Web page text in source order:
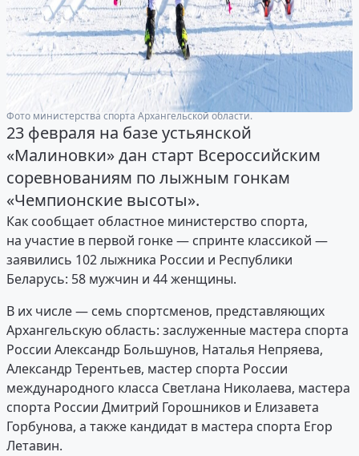
Фото министерства спорта Архангельской области.
23 февраля на базе устьянской
«Малиновки» дан старт Всероссийским
соревнованиям по лыжным гонкам
«Чемпионские высоты».
Как сообщает областное министерство спорта,
на участие в первой гонке — спринте классикой —
заявились 102 лыжника России и Республики
Беларусь: 58 мужчин и 44 женщины.
В их числе — семь спортсменов, представляющих
Архангельскую область: заслуженные мастера спорта
России Александр Большунов, Наталья Непряева,
Александр Терентьев, мастер спорта России
международного класса Светлана Николаева, мастера
спорта России Дмитрий Горошников и Елизавета
Горбунова, а также кандидат в мастера спорта Егор
Летавин.